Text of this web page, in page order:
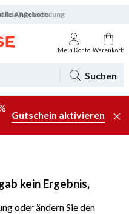
Rücksendung
Angebote
Mein Konto Warenkorb
Suchen
Gutschein aktivieren
kein Ergebnis,
oder ändern Sie den